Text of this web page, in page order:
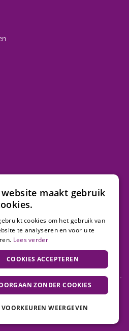
Volg ons:
website maakt gebruik
cookies om het gebruik van
te analyseren en voor u te
Lees verder
COOKIES ACCEPTEREN
ZONDER COOKIES
VOORKEUREN WEERGEVEN